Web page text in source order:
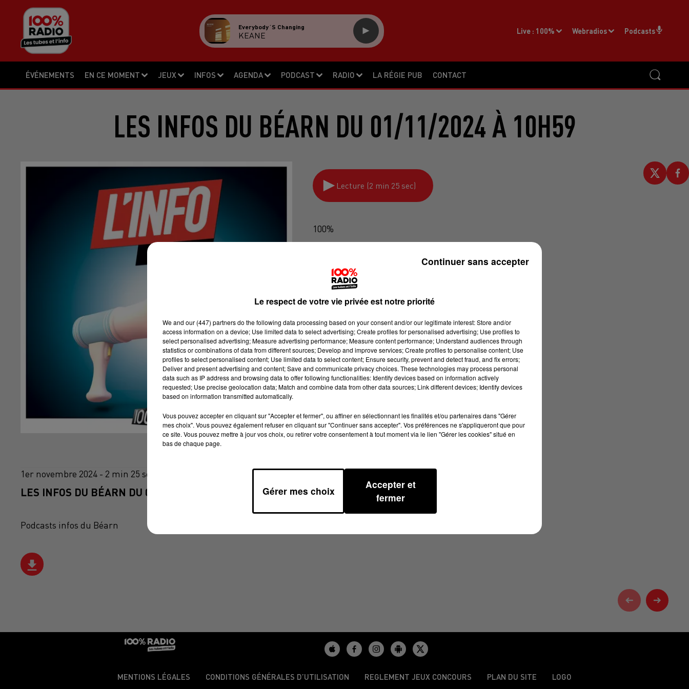
ÉVÉNEMENTS EN CE MOMENT JEUX INFOS AGENDA PODCAST RADIO LA RÉGIE PUB CONTACT
Live : 100% Webradios Podcasts
Everybody´s Changing
KEANE
LES INFOS DU BÉARN DU 01/11/2024 À 10H59
Lecture (2 min 25 sec)
100%
1er novembre 2024 - 2 min 25 sec
LES INFOS DU BÉARN DU 01/11/2024 À 10H59
Podcasts infos du Béarn
MENTIONS LÉGALES CONDITIONS GÉNÉRALES D’UTILISATION REGLEMENT JEUX CONCOURS PLAN DU SITE LOGO
Le respect de votre vie privée est notre priorité
We and our (447) partnersdo the following data processing based on your consent and/or our legitimate interest: Store and/or
access information on a device; Use limited data to select advertising; Create profiles for personalised advertising; Use profiles to
select personalised advertising; Measure advertising performance; Measure content performance; Understand audiences through
statistics or combinations of data from different sources; Develop and improve services; Create profiles to personalise content; Use
profiles to select personalised content; Use limited data to select content; Ensure security, prevent and detect fraud, and fix errors;
Deliver and present advertising and content; Save and communicate privacy choices. These technologies may process personal
data such as IP address and browsing data to offer following functionalities: Identify devices based on information actively
requested; Use precise geolocation data; Match and combine data from other data sources; Link different devices; Identify devices
based on information transmitted automatically.
Vous pouvez accepter en cliquant sur "Accepter et fermer", ou affiner en sélectionnant les finalités et/ou partenaires dans "Gérer
mes choix". Vous pouvez également refuser en cliquant sur "Continuer sans accepter". Vos préférences ne s'appliqueront que pour
ce site. Vous pouvez mettre à jour vos choix, ou retirer votre consentement à tout moment via le lien "Gérer les cookies" situé en
bas de chaque page.
Gérer mes choix
Accepter et
fermer
Continuer sans accepter